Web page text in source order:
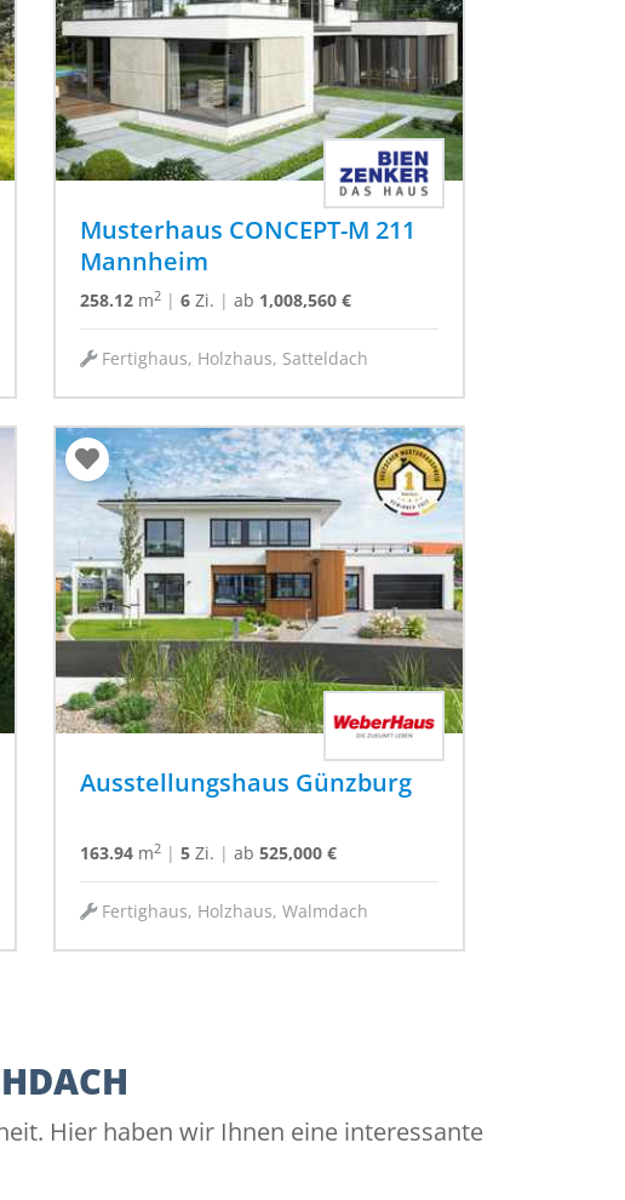
Musterhaus CONCEPT-M 211
Mannheim
258.12 m2 | 6 Zi. | ab 1,008,560 €
Fertighaus, Holzhaus, Satteldach
Ausstellungshaus Günzburg
163.94 m2 | 5 Zi. | ab 525,000 €
Fertighaus, Holzhaus, Walmdach
Hier haben wir Ihnen eine interessante